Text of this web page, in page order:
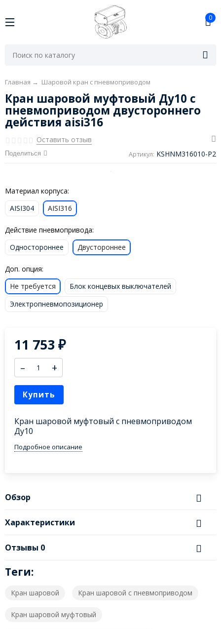
0
Главная → Шаровой кран с пневмоприводом
Кран шаровой муфтовый Ду10 с
пневмоприводом двустороннего
действия aisi316
Оставить отзыв
Поделиться Артикул: KSHNM316010-P2
Материал корпуса:
AISI304
AISI316
Действие пневмопривода:
Одностороннее
Двустороннее
Доп. опция:
Не требуется
Блок концевых выключателей
Электропневмопозиционер
11 753₽
– +
Купить
Кран шаровой муфтовый с пневмоприводом
Ду10
Подробное описание
Обзор
Характеристики
Отзывы 0
Теги:
Кран шаровой Кран шаровой с пневмоприводом
Кран шаровой муфтовый